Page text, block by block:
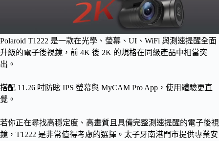
Polaroid T1222 是一款在光學、螢幕、UI、WiFi 與測速提醒全面
升級的電子後視鏡，前 4K 後 2K 的規格在同級產品中相當突
出。
搭配 11.26 吋防眩 IPS 螢幕與 MyCAM Pro App，使用體驗更直
覺。
若你正在尋找高穩定度、高畫質且具備完整測速提醒的電子後視
鏡，T1222 是非常值得考慮的選擇。太子牙南港門市提供專業安